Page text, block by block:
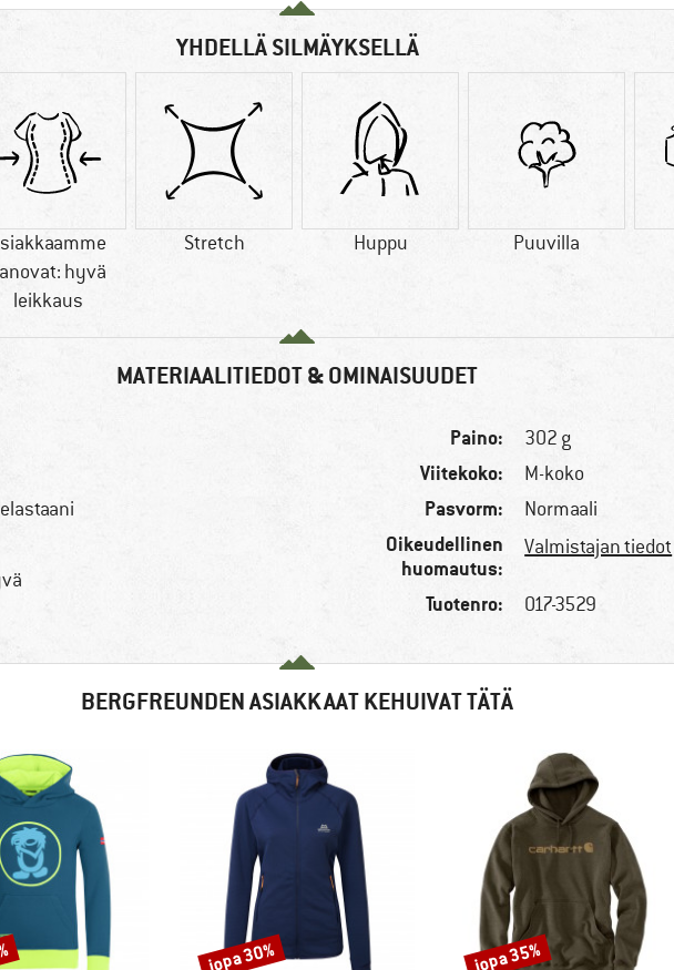
YHDELLÄ SILMÄYKSELLÄ
hyvä
leikkaus
Stretch Huppu Puuvilla
MATERIAALITIEDOT & OMINAISUUDET
Paino: 302 g
Viitekoko: M-koko
Pasvorm: Normaali
Oikeudellinen
huomautus:
Valmistajan tiedot
Tuotenro: 017-3529
BERGFREUNDEN ASIAKKAAT KEHUIVAT TÄTÄ
Alennus
jopa 30% Alennus
jopa 35%